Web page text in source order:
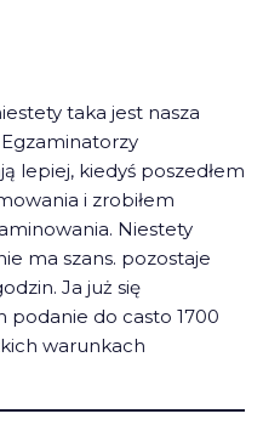
taka jest nasza
lepiej, kiedyś poszedłem
i zrobiłem
Niestety
ma szans. pozostaje
Ja już się
podanie do casto 1700
warunkach